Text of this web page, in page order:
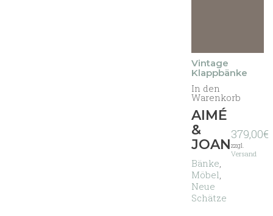
Vintage
Klappbänke
In den
Warenkorb
AIMÉ
&
JOAN
Bänke,
Möbel,
Neue
Schätze
379,00€
zzgl.
Versand